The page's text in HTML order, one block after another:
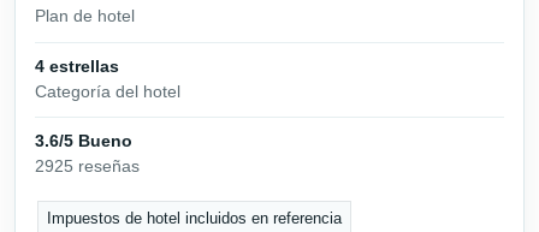
Plan de hotel
4 estrellas
Categoría del hotel
3.6/5 Bueno
2925 reseñas
Impuestos de hotel incluidos en referencia